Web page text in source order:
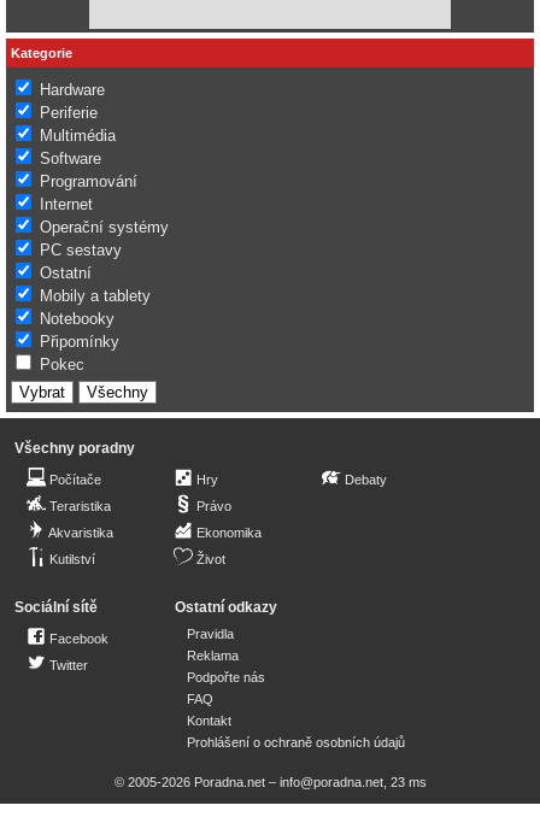
Kategorie
Hardware
Periferie
Multimédia
Software
Programování
Internet
Operační systémy
PC sestavy
Ostatní
Mobily a tablety
Notebooky
Připomínky
Pokec
Všechny poradny
Počítače
Teraristika
Akvaristika
Kutilství
Hry
Právo
Ekonomika
Život
Debaty
Sociální sítě
Facebook
Twitter
Ostatní odkazy
Pravidla
Reklama
Podpořte nás
FAQ
Kontakt
Prohlášení o ochraně osobních údajů
© 2005-2026 Poradna.net – info@poradna.net, 23 ms